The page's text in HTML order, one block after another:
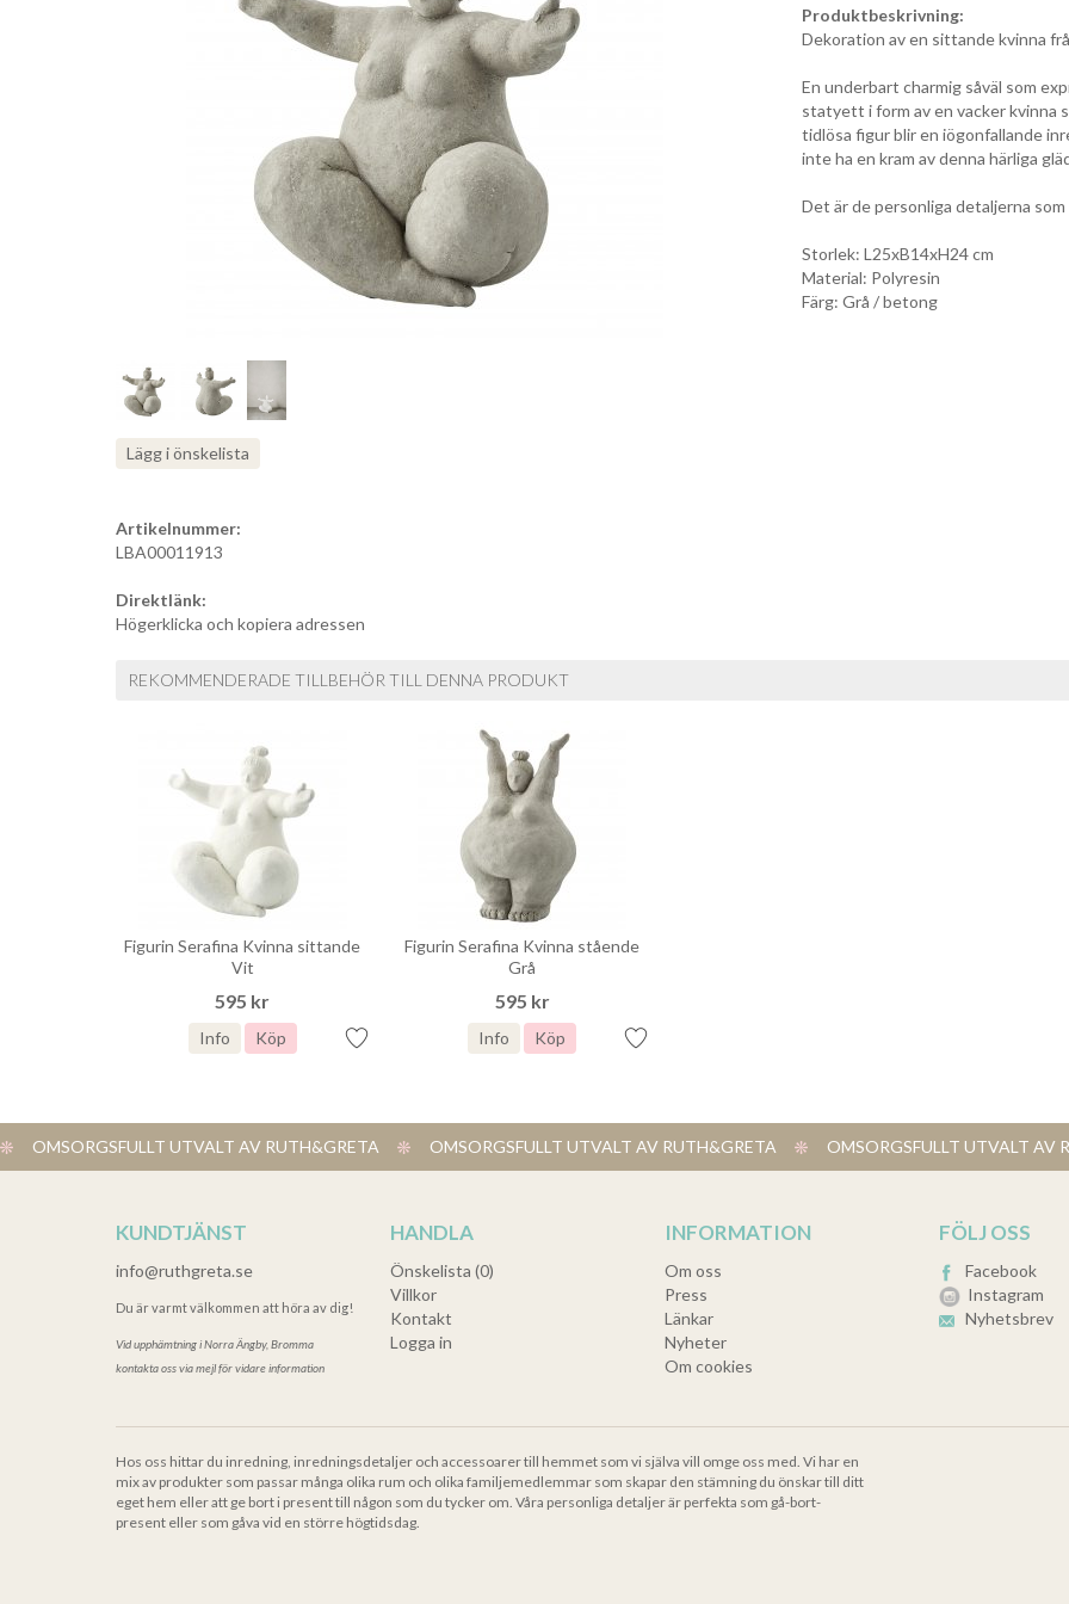
Produktbeskrivning:
Dekoration av en sittande kvinna
En underbart charmig såväl som
statyett i form av en vacker kvinna
tidlösa figur blir en iögonfallande
inte ha en kram av denna härliga
Det är de personliga detaljerna
Storlek: L25xB14xH24 cm
Material: Polyresin
Färg: Grå / betong
Lägg i önskelista
Artikelnummer:
LBA00011913
Direktlänk:
Högerklicka och kopiera adressen
REKOMMENDERADE TILLBEHÖR TILL DENNA PRODUKT
Figurin Serafina Kvinna sittande
Vit
595 kr
Info Köp
Figurin Serafina Kvinna stående
Grå
595 kr
Info Köp
OMSORGSFULLT UTVALT AV RUTH&GRETA OMSORGSFULLT UTVALT AV RUTH&GRETA OMSORGSFULLT UTVALT
KUNDTJÄNST
info@ruthgreta.se
Du är varmt välkommen att höra av dig!
Vid upphämtning iNorra Ängby, Bromma
kontakta oss via mejl för vidare information
HANDLA
Önskelista (0)
Villkor
Kontakt
Logga in
INFORMATION
Om oss
Press
Länkar
Nyheter
Om cookies
FÖLJ OSS
Facebook
Instagram
Nyhetsbrev
Hos oss hittar du inredning, inredningsdetaljer och accessoarer till hemmet som vi själva vill omge oss med. Vi har en
mix av produkter som passar många olika rum och olika familjemedlemmar som skapar den stämning du önskar till ditt
eget hem eller att ge bort i present till någon som du tycker om. Våra personliga detaljer är perfekta som gå-bort-
present eller som gåva vid en större högtidsdag.